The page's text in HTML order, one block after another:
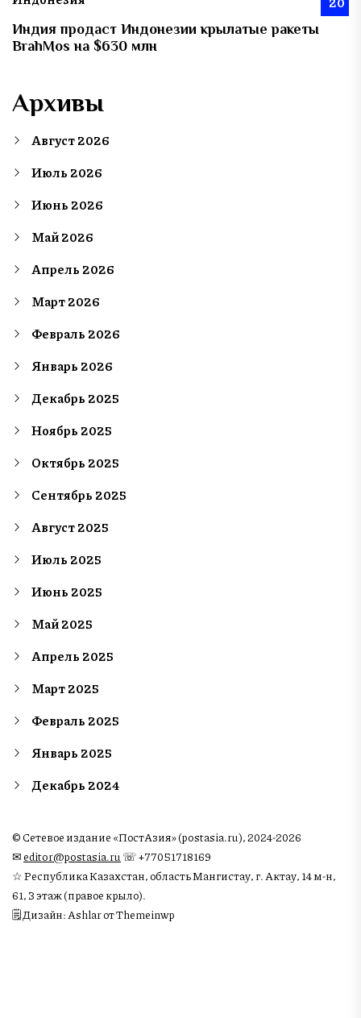
Индия продаст Индонезии крылатые ракеты
BrahMos на $630 млн
Архивы
Август 2026
Июль 2026
Июнь 2026
Май 2026
Апрель 2026
Март 2026
Февраль 2026
Январь 2026
Декабрь 2025
Ноябрь 2025
Октябрь 2025
Сентябрь 2025
Август 2025
Июль 2025
Июнь 2025
Май 2025
Апрель 2025
Март 2025
Февраль 2025
Январь 2025
Декабрь 2024
© Сетевое издание «ПостАзия» (postasia.ru), 2024-2026
✉︎editor@postasia.ru ☏ +77051718169
☆ Республика Казахстан, область Мангистау, г. Актау, 14 м-н,
61, 3 этаж (правое крыло).
🗒 Дизайн: Ashlar от Themeinwp